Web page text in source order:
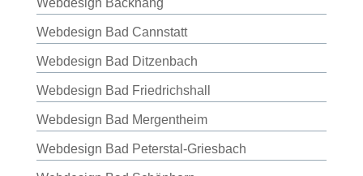
Webdesign Backnang
Webdesign Bad Cannstatt
Webdesign Bad Ditzenbach
Webdesign Bad Friedrichshall
Webdesign Bad Mergentheim
Webdesign Bad Peterstal-Griesbach